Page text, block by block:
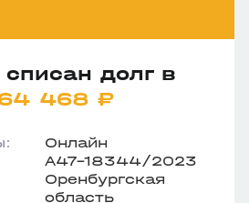
долг в
468 ₽
Онлайн
А47-18344/2023
Оренбургская
область